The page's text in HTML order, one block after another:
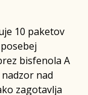
10 paketov
bisfenola A
nadzor nad
zagotavlja